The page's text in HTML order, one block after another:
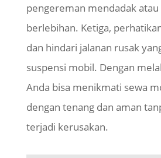
pengereman mendadak atau
berlebihan. Ketiga,
dan hindari jalanan rusak
suspensi mobil. Dengan
Anda bisa menikmati sewa
dengan tenang dan aman
terjadi kerusakan.